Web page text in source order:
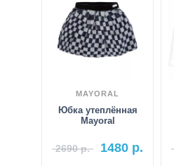
MAYORAL
Юбка утеплённая
Mayoral
2690р. 1480 р.